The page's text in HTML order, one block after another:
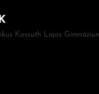
Kossuth Lajos